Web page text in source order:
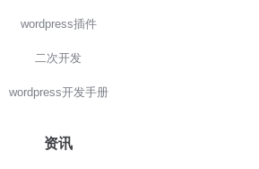
wordpress插件
二次开发
wordpress开发手册
资讯